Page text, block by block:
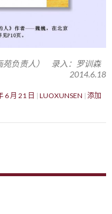
苑负责人） 录入：罗训森
2014.6.18
6 月 21 日 LUOXUNSEN 添加